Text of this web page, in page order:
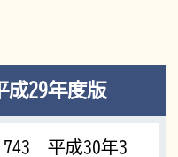
29年度版
平成30年3